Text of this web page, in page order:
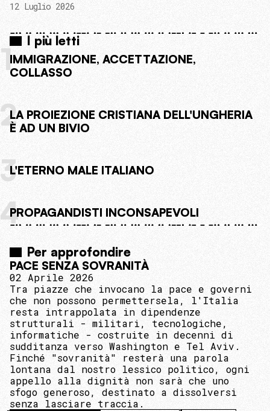
12 Luglio 2026
I più letti
1IMMIGRAZIONE, ACCETTAZIONE,
COLLASSO
2LA PROIEZIONE CRISTIANA DELL'UNGHERIA
È AD UN BIVIO
3L'ETERNO MALE ITALIANO
4PROPAGANDISTI INCONSAPEVOLI
Per approfondire
PACE SENZA SOVRANITÀ
02 Aprile 2026
Tra piazze che invocano la pace e governi
che non possono permettersela, l'Italia
resta intrappolata in dipendenze
strutturali - militari, tecnologiche,
informatiche - costruite in decenni di
sudditanza verso Washington e Tel Aviv.
Finché "sovranità" resterà una parola
lontana dal nostro lessico politico, ogni
appello alla dignità non sarà che uno
sfogo generoso, destinato a dissolversi
senza lasciare traccia.